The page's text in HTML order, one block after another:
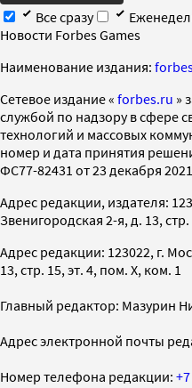
Все сразу
Новости Forbes Games
Наименование издания:
Cетевое издание « forbes.ru »
службой по надзору в сфере
технологий и массовых
номер и дата принятия
ФС77-82431 от 23 декабря 2021
Адрес редакции, издателя:
Звенигородская 2-я, д. 13, стр.
Адрес редакции: 123022, г.
13, стр. 15, эт. 4, пом. X, ком. 1
Главный редактор: Мазурин
Адрес электронной почты
Номер телефона редакции: